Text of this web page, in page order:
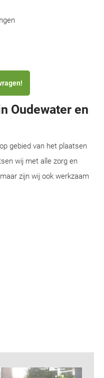
Oudewater en
gebied van het plaatsen
wij met alle zorg en
zijn wij ook werkzaam